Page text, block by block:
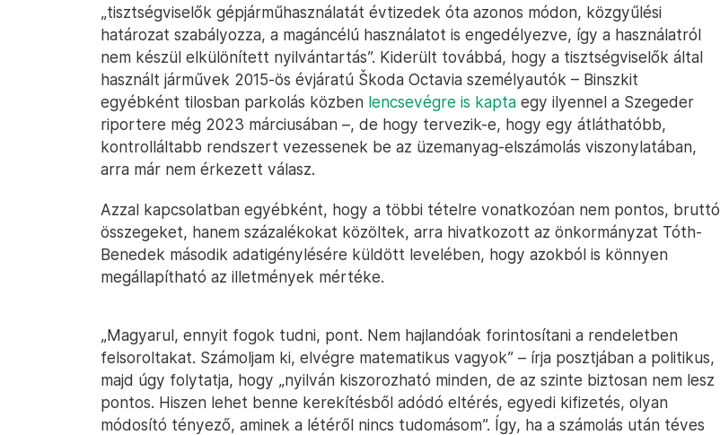
„tisztségviselők gépjárműhasználatát évtizedek óta azonos módon, közgyűlési
határozat szabályozza, a magáncélú használatot is engedélyezve, így a használatról
nem készül elkülönített nyilvántartás”. Kiderült továbbá, hogy a tisztségviselők által
használt járművek 2015-ös évjáratú Škoda Octavia személyautók – Binszkit
egyébként tilosban parkolás közben lencsevégre is kapta egy ilyennel a Szegeder
riportere még 2023 márciusában –, de hogy tervezik-e, hogy egy átláthatóbb,
kontrolláltabb rendszert vezessenek be az üzemanyag-elszámolás viszonylatában,
arra már nem érkezett válasz.
Azzal kapcsolatban egyébként, hogy a többi tételre vonatkozóan nem pontos, bruttó
összegeket, hanem százalékokat közöltek, arra hivatkozott az önkormányzat Tóth-
Benedek második adatigénylésére küldött levelében, hogy azokból is könnyen
megállapítható az illetmények mértéke.
„Magyarul, ennyit fogok tudni, pont. Nem hajlandóak forintosítani a rendeletben
felsoroltakat. Számoljam ki, elvégre matematikus vagyok” – írja posztjában a politikus,
majd úgy folytatja, hogy „nyilván kiszorozható minden, de az szinte biztosan nem lesz
pontos. Hiszen lehet benne kerekítésből adódó eltérés, egyedi kifizetés, olyan
módosító tényező, aminek a létéről nincs tudomásom”. Így, ha a számolás után téves